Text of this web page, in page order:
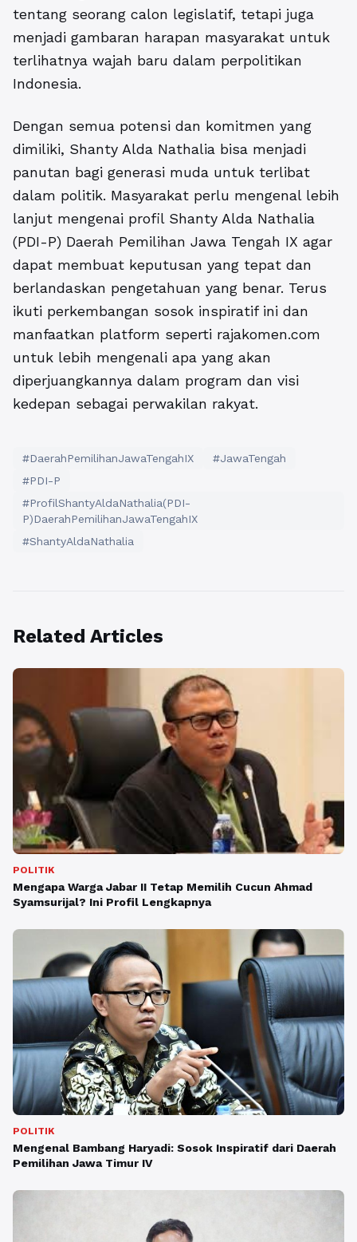
tentang seorang calon legislatif, tetapi juga
menjadi gambaran harapan masyarakat untuk
terlihatnya wajah baru dalam perpolitikan
Indonesia.
Dengan semua potensi dan komitmen yang
dimiliki, Shanty Alda Nathalia bisa menjadi
panutan bagi generasi muda untuk terlibat
dalam politik. Masyarakat perlu mengenal lebih
lanjut mengenai profil Shanty Alda Nathalia
(PDI-P) Daerah Pemilihan Jawa Tengah IX agar
dapat membuat keputusan yang tepat dan
berlandaskan pengetahuan yang benar. Terus
ikuti perkembangan sosok inspiratif ini dan
manfaatkan platform seperti rajakomen.com
untuk lebih mengenali apa yang akan
diperjuangkannya dalam program dan visi
kedepan sebagai perwakilan rakyat.
#DaerahPemilihanJawaTengahIX
#JawaTengah
#PDI-P
#ProfilShantyAldaNathalia(PDI-
P)DaerahPemilihanJawaTengahIX
#ShantyAldaNathalia
Related Articles
POLITIK
Mengapa Warga Jabar II Tetap Memilih Cucun Ahmad
Syamsurijal? Ini Profil Lengkapnya
POLITIK
Mengenal Bambang Haryadi: Sosok Inspiratif dari Daerah
Pemilihan Jawa Timur IV